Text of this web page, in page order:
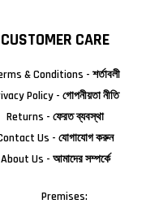
CUSTOMER CARE
& Conditions - শর্তাবলী
Policy - গোপনীয়তা নীতি
Returns - ফেরত ব্যবস্থা
Us - যোগাযোগ করুন
About Us - আমাদের সম্পর্কে
Premises: